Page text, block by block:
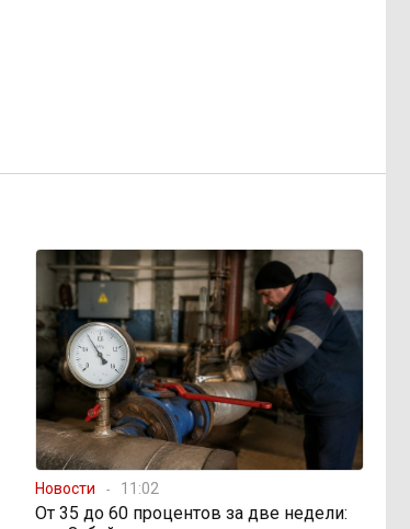
Новости 11:02
От 35 до 60 процентов за две недели: